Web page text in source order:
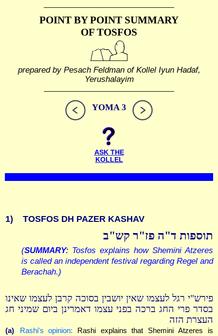
POINT BY POINT SUMMARY
OF TOSFOS
prepared by Pesach Feldman of Kollel Iyun Hadaf,
Yerushalayim
YOMA 3
ASK THE
KOLLEL
1) TOSFOS DH PAZER KASHAV
תוספות ד"ה פז"ר קש"ב
(SUMMARY: Tosfos explains how Shemini Atzeres
is called an independent festival regarding Regel and
Berachah.)
פירש"י רגל לעצמו שאין יושבין בסוכה קרבן לעצמו שאינו
בסדר פרי החג ברכה בפני עצמו דאמרינן ביום שמיני חג
העצרת הזה
(a) Rashi's opinion: Rashi explains that Shemini Atzeres is